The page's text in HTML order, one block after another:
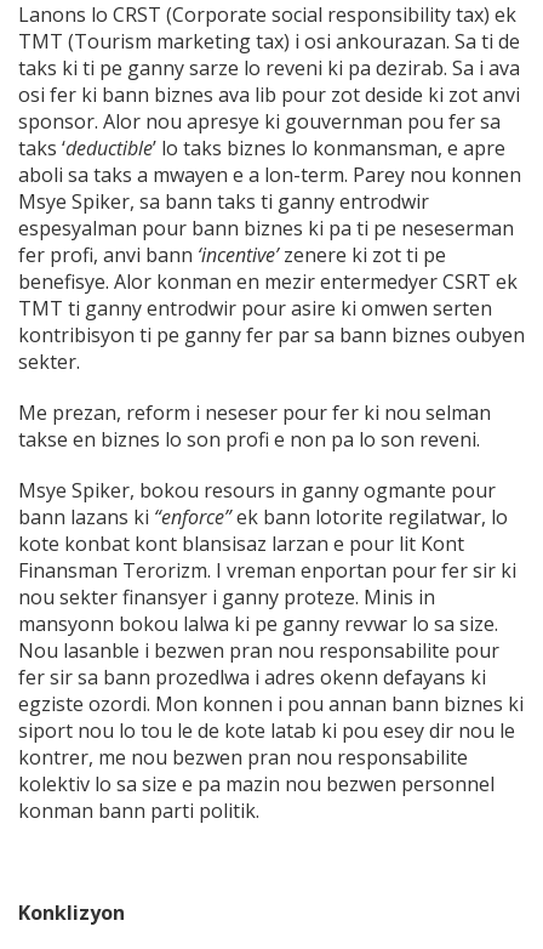
Lanons lo CRST (Corporate social responsibility tax) ek
TMT (Tourism marketing tax) i osi ankourazan. Sa ti de
taks ki ti pe ganny sarze lo reveni ki pa dezirab. Sa i ava
osi fer ki bann biznes ava lib pour zot deside ki zot anvi
sponsor. Alor nou apresye ki gouvernman pou fer sa
taks ‘deductible’ lo taks biznes lo konmansman, e apre
aboli sa taks a mwayen e a lon-term. Parey nou konnen
Msye Spiker, sa bann taks ti ganny entrodwir
espesyalman pour bann biznes ki pa ti pe neseserman
fer profi, anvi bann ‘incentive’zenere ki zot ti pe
benefisye. Alor konman en mezir entermedyer CSRT ek
TMT ti ganny entrodwir pour asire ki omwen serten
kontribisyon ti pe ganny fer par sa bann biznes oubyen
sekter.
Me prezan, reform i neseser pour fer ki nou selman
takse en biznes lo son profi e non pa lo son reveni.
Msye Spiker, bokou resours in ganny ogmante pour
bann lazans ki “enforce”ek bann lotorite regilatwar, lo
kote konbat kont blansisaz larzan e pour lit Kont
Finansman Terorizm. I vreman enportan pour fer sir ki
nou sekter finansyer i ganny proteze. Minis in
mansyonn bokou lalwa ki pe ganny revwar lo sa size.
Nou lasanble i bezwen pran nou responsabilite pour
fer sir sa bann prozedlwa i adres okenn defayans ki
egziste ozordi. Mon konnen i pou annan bann biznes ki
siport nou lo tou le de kote latab ki pou esey dir nou le
kontrer, me nou bezwen pran nou responsabilite
kolektiv lo sa size e pa mazin nou bezwen personnel
konman bann parti politik.
Konklizyon